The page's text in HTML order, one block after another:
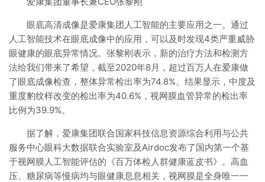
眼底高清成像是爱康集团人工智能的主要应用之一。通过
人工智能技术在眼底成像中的应用，可以及时发现4类严重威胁
眼健康的眼底异常情况。张黎刚表示，新的治疗方法和检测方
法给我们带来了希望，截至2020年8月，超过百万人在爱康做
了眼底成像检查，整体异常检出率为74.8%。结果显示，中度及
重度豹纹样改变的检出率为40.6%，视网膜血管异常的检出率
比例为39.9%。
据了解，爱康集团联合国家科技信息资源综合利用与公共
服务中心眼科大数据联合实验室及Airdoc发布了国内第一个基
于视网膜人工智能评估的《百万体检人群健康蓝皮书》。高血
压、糖尿病等慢病均与眼健康息息相关，视网膜是全身唯一一